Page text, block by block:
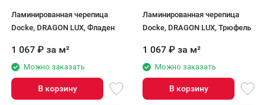
Ламинированная черепица
Docke, DRAGON LUX, Фладен
1 067 ₽ за м²
Можно заказать
В корзину
Ламинированная черепица
Docke, DRAGON LUX, Трюфель
1 067 ₽ за м²
Можно заказать
В корзину